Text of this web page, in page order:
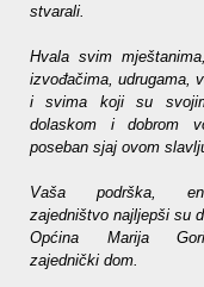
stvarali.
Hvala svim
izvođačima, udrugama,
i svima koji su
dolaskom i dobrom
poseban sjaj ovom
Vaša podrška,
zajedništvo najljepši su
Općina Marija
zajednički dom.